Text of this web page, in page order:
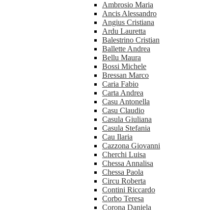
Ambrosio Maria
Ancis Alessandro
Angius Cristiana
Ardu Lauretta
Balestrino Cristian
Ballette Andrea
Bellu Maura
Bossi Michele
Bressan Marco
Caria Fabio
Carta Andrea
Casu Antonella
Casu Claudio
Casula Giuliana
Casula Stefania
Cau Ilaria
Cazzona Giovanni
Cherchi Luisa
Chessa Annalisa
Chessa Paola
Circu Roberta
Contini Riccardo
Corbo Teresa
Corona Daniela